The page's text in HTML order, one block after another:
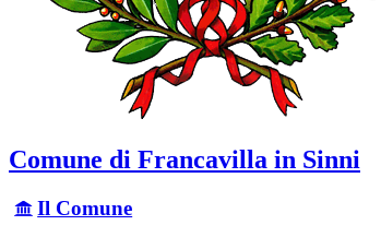
Comune di Francavilla in Sinni
Il Comune